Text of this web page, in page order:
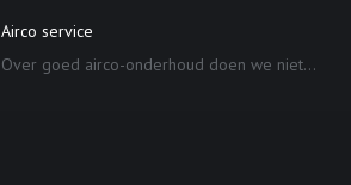
Airco service
Over goed airco-onderhoud doen we niet...